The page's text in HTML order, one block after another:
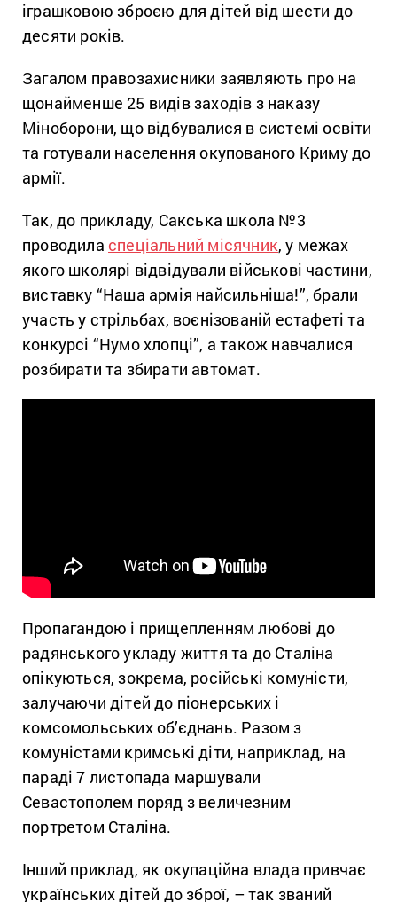
іграшковою зброєю для дітей від шести до
десяти років.
Загалом правозахисники заявляють про на
щонайменше 25 видів заходів з наказу
Міноборони, що відбувалися в системі освіти
та готували населення окупованого Криму до
армії.
Так, до прикладу, Сакська школа №3
проводила спеціальний місячник, у межах
якого школярі відвідували військові частини,
виставку “Наша армія найсильніша!”, брали
участь у стрільбах, воєнізованій естафеті та
конкурсі “Нумо хлопці”, а також навчалися
розбирати та збирати автомат.
Пропагандою і прищепленням любові до
радянського укладу життя та до Сталіна
опікуються, зокрема, російські комуністи,
залучаючи дітей до піонерських і
комсомольських об’єднань. Разом з
комуністами кримські діти, наприклад, на
параді 7 листопада маршували
Севастополем поряд з величезним
портретом Сталіна.
Інший приклад, як окупаційна влада привчає
українських дітей до зброї, – так званий